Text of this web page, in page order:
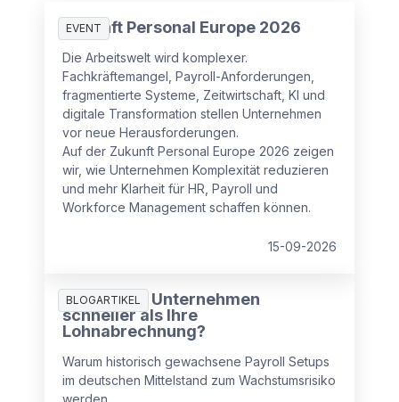
EVENT
Zukunft Personal Europe 2026
Die Arbeitswelt wird komplexer.
Fachkräftemangel, Payroll-Anforderungen,
fragmentierte Systeme, Zeitwirtschaft, KI und
digitale Transformation stellen Unternehmen
vor neue Herausforderungen.
Auf der Zukunft Personal Europe 2026 zeigen
wir, wie Unternehmen Komplexität reduzieren
und mehr Klarheit für HR, Payroll und
Workforce Management schaffen können.
15-09-2026
BLOGARTIKEL
Wächst Ihr Unternehmen
schneller als Ihre
Lohnabrechnung?
Warum historisch gewachsene Payroll Setups
im deutschen Mittelstand zum Wachstumsrisiko